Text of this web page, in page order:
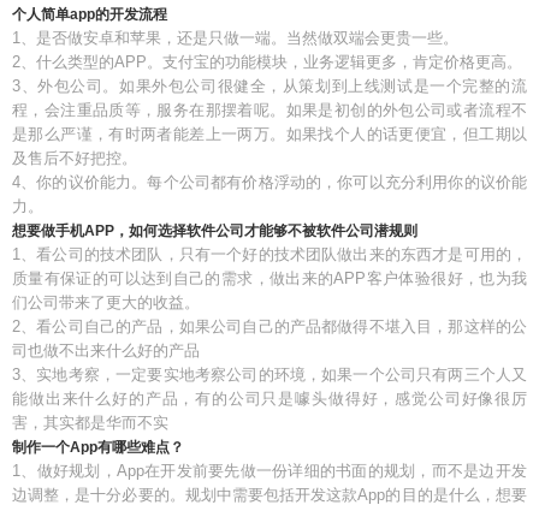
个人简单app的开发流程
1、是否做安卓和苹果，还是只做一端。当然做双端会更贵一些。
2、什么类型的APP。支付宝的功能模块，业务逻辑更多，肯定价格更高。
3、外包公司。如果外包公司很健全，从策划到上线测试是一个完整的流
程，会注重品质等，服务在那摆着呢。如果是初创的外包公司或者流程不
是那么严谨，有时两者能差上一两万。如果找个人的话更便宜，但工期以
及售后不好把控。
4、你的议价能力。每个公司都有价格浮动的，你可以充分利用你的议价能
力。
想要做手机APP，如何选择软件公司才能够不被软件公司潜规则
1、看公司的技术团队，只有一个好的技术团队做出来的东西才是可用的，
质量有保证的可以达到自己的需求，做出来的APP客户体验很好，也为我
们公司带来了更大的收益。
2、看公司自己的产品，如果公司自己的产品都做得不堪入目，那这样的公
司也做不出来什么好的产品
3、实地考察，一定要实地考察公司的环境，如果一个公司只有两三个人又
能做出来什么好的产品，有的公司只是噱头做得好，感觉公司好像很厉
害，其实都是华而不实
制作一个App有哪些难点？
1、做好规划，App在开发前要先做一份详细的书面的规划，而不是边开发
边调整，是十分必要的。规划中需要包括开发这款App的目的是什么，想要